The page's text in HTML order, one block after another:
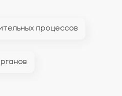
процессов